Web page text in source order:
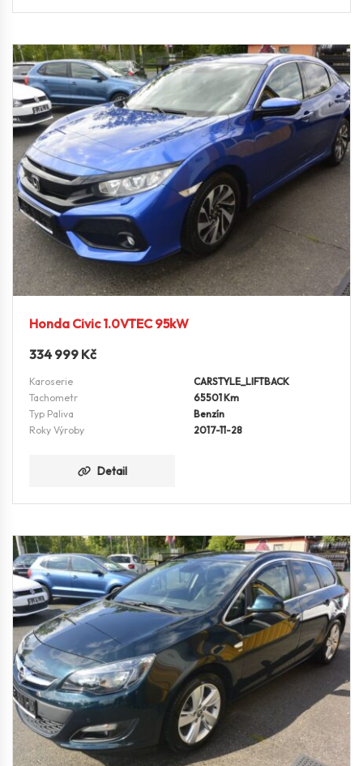
Honda Civic 1.0VTEC 95kW
334 999 Kč
Karoserie
CARSTYLE_LIFTBACK
Tachometr
65501 Km
Typ Paliva
Benzín
Roky Výroby
2017-11-28
Detail